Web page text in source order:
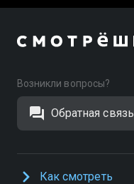
Возникли вопросы?
Обратная связь
Как смотреть